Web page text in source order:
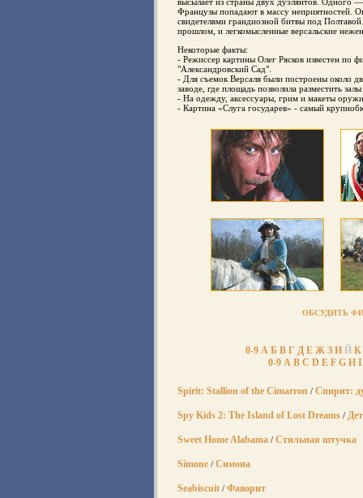
Французы попадают в массу неприятностей.
свидетелями грандиозной битвы под
прошлом, и легкомысленные версальские
Некоторые факты:
- Режиссер картины Олег Рясков известен по
"Александровский Сад".
- Для съемок Версаля были построены около
заводе, где площадь позволила разместить
- На одежду, аксессуары, грим и макеты
- Картина «Слуга государев» - самый
ОБСУДИТЬ
0-9 А Б В Г Д Е Ж З И Й К
0-9 A B C D E F G H I
Spirit: Stallion of the Cimarron / Спирит:
Spy Kids 2: The Island of Lost Dreams /
Sweet Home Alabama / Стильная штучка
Simone / Симона
Seabiscuit / Фаворит